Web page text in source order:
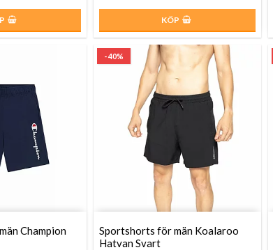
KÖP
Champion
- 40%
Sportshorts för män Koalaroo
Hatvan Svart